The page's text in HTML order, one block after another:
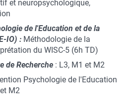
et neuropsychologique,
de l'Education et de la
IO) : Méthodologie de la
du WISC-5 (6h TD)
de Recherche : L3, M1 et M2
Psychologie de l'Education
M2